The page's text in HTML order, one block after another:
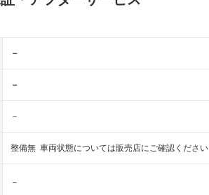
－
－
－
整備無 車両状態については販売店にご確認ください
－